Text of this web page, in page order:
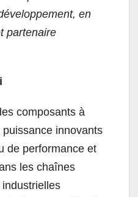
en
partenaire
composants à
innovants
de performance et
les chaînes
industrielles